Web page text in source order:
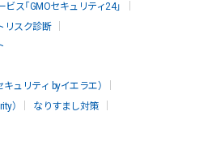
ス「GMOセキュリティ24」
リスク診断
ュリティ byイエラエ）
）
なりすまし対策